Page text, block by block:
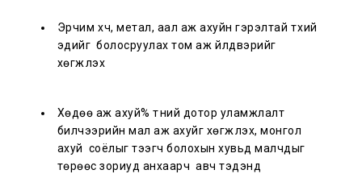
Эрчим хүч, метал, аал аж ахуйн гэрэлтай түүхий
эдийг болосруулах том аж үйлдвэрийг
хөгжүүлэх
Хөдөө аж ахуй% түүний дотор уламжлалт
билчээрийн мал аж ахуйг хөгжүүлэх, монгол
ахуй соёлыг тээгч болохын хувьд малчдыг
төрөөс зориуд анхаарч авч тэдэнд